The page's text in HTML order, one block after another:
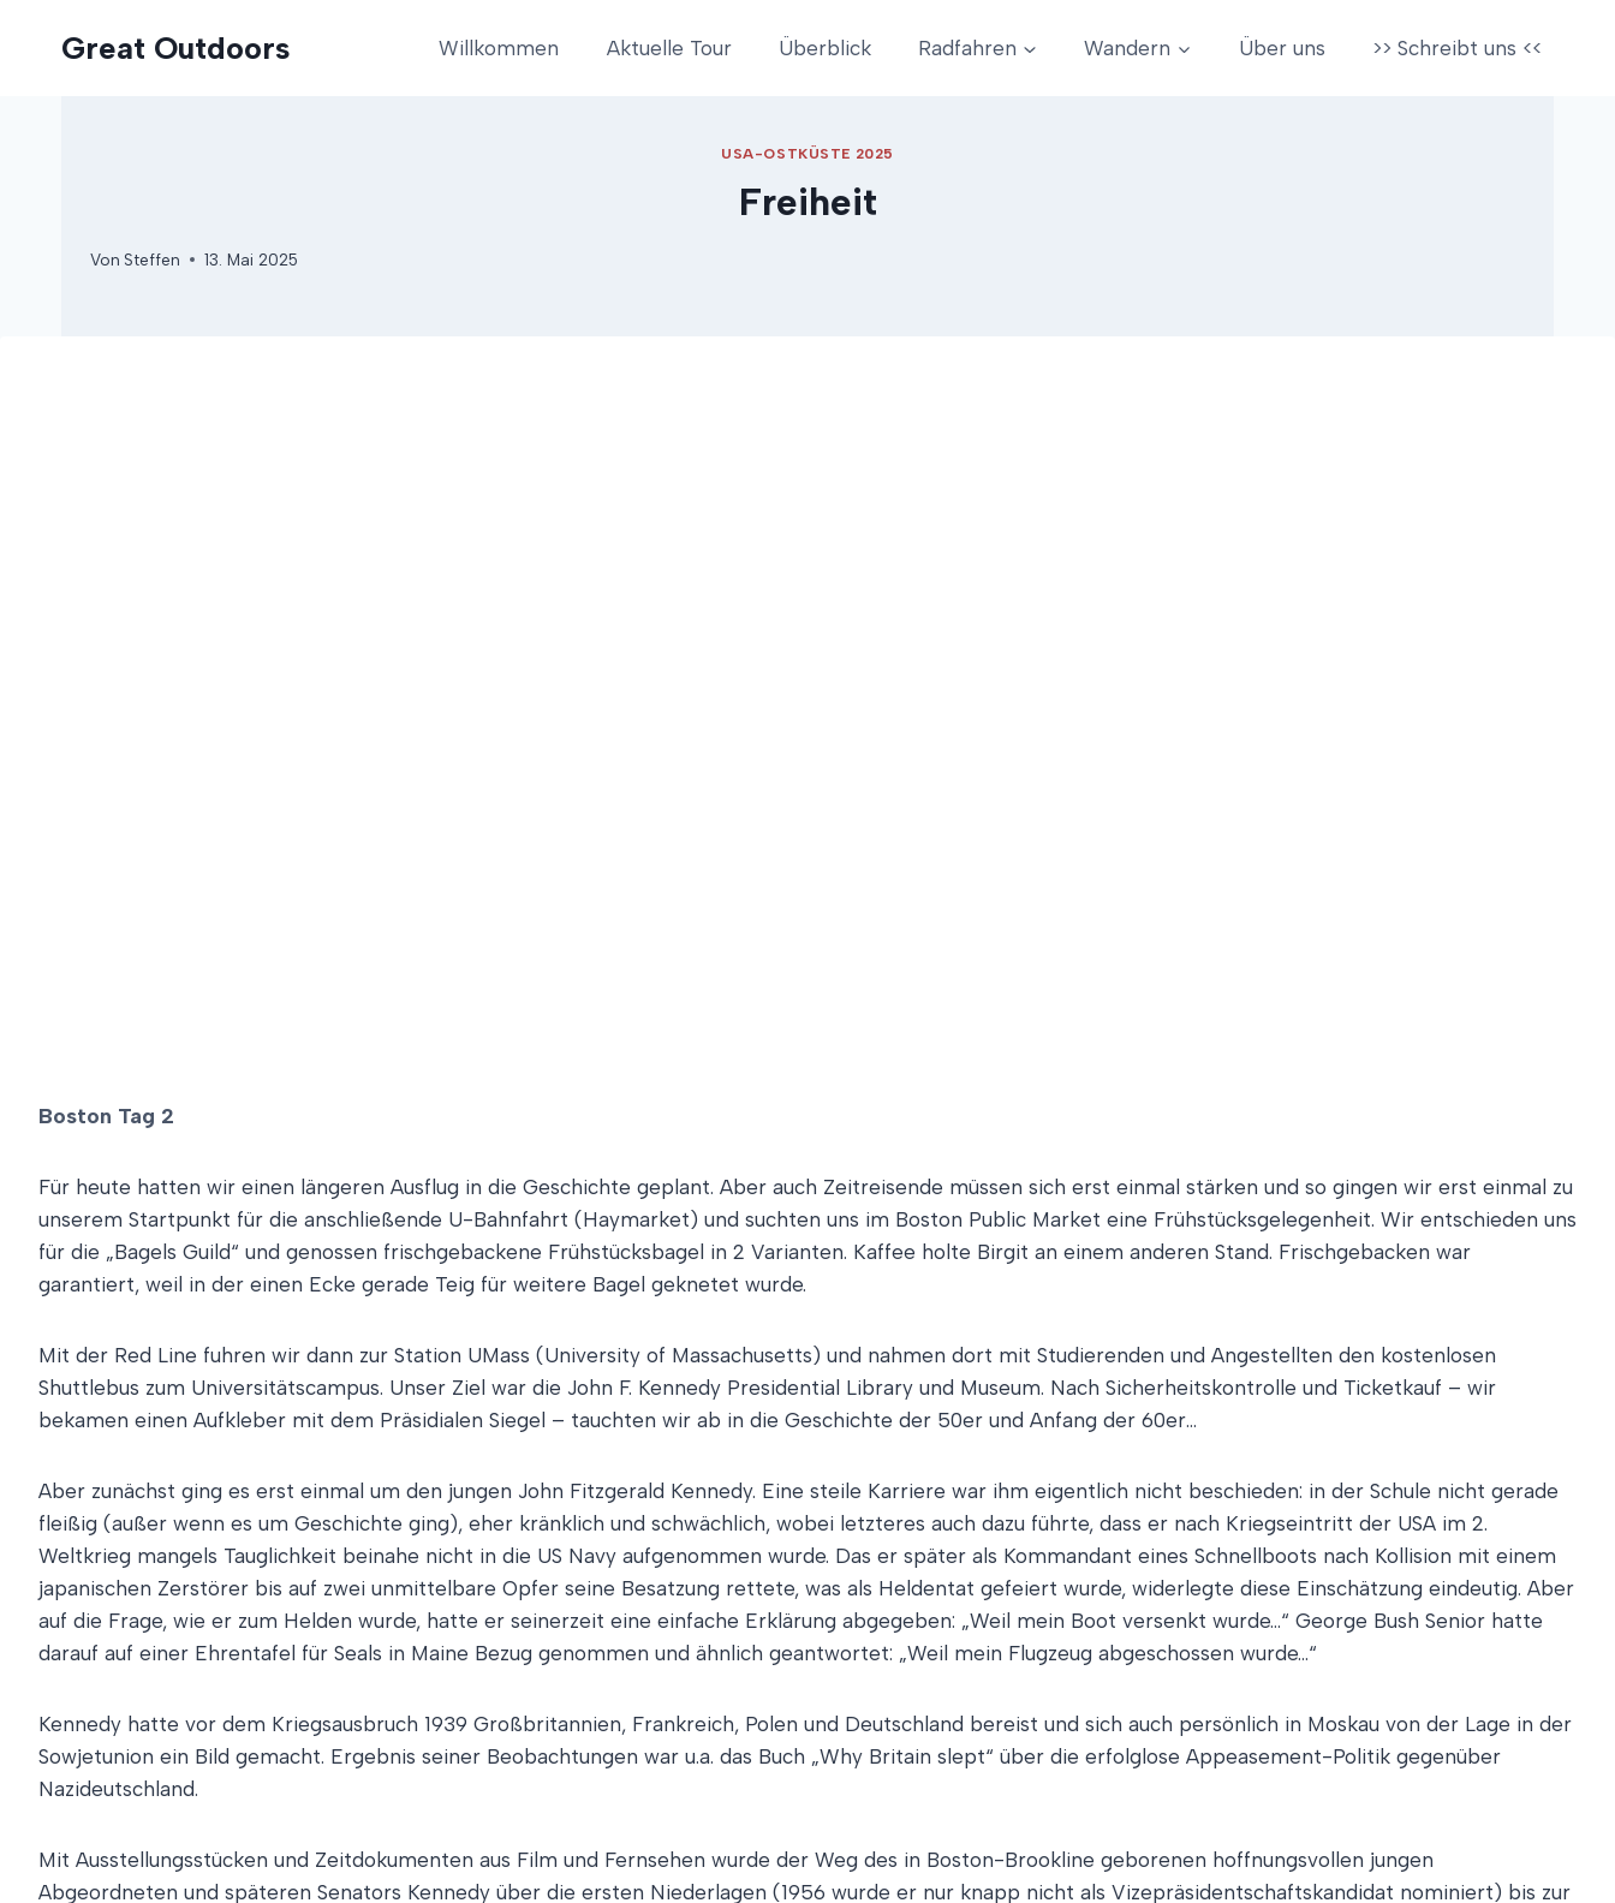
Great Outdoors Willkommen Aktuelle Tour Überblick Radfahren Wandern Über uns >> Schreibt uns <<
USA-OSTKÜSTE 2025
Freiheit
Von Steffen 13. Mai 2025
Boston Tag 2
Für heute hatten wir einen längeren Ausflug in die Geschichte geplant. Aber auch Zeitreisende müssen sich erst einmal stärken und so gingen wir erst einmal zu
unserem Startpunkt für die anschließende U-Bahnfahrt (Haymarket) und suchten uns im Boston Public Market eine Frühstücksgelegenheit. Wir entschieden uns
für die „Bagels Guild“ und genossen frischgebackene Frühstücksbagel in 2 Varianten. Kaffee holte Birgit an einem anderen Stand. Frischgebacken war
garantiert, weil in der einen Ecke gerade Teig für weitere Bagel geknetet wurde.
Mit der Red Line fuhren wir dann zur Station UMass (University of Massachusetts) und nahmen dort mit Studierenden und Angestellten den kostenlosen
Shuttlebus zum Universitätscampus. Unser Ziel war die John F. Kennedy Presidential Library und Museum. Nach Sicherheitskontrolle und Ticketkauf – wir
bekamen einen Aufkleber mit dem Präsidialen Siegel – tauchten wir ab in die Geschichte der 50er und Anfang der 60er…
Aber zunächst ging es erst einmal um den jungen John Fitzgerald Kennedy. Eine steile Karriere war ihm eigentlich nicht beschieden: in der Schule nicht gerade
fleißig (außer wenn es um Geschichte ging), eher kränklich und schwächlich, wobei letzteres auch dazu führte, dass er nach Kriegseintritt der USA im 2.
Weltkrieg mangels Tauglichkeit beinahe nicht in die US Navy aufgenommen wurde. Das er später als Kommandant eines Schnellboots nach Kollision mit einem
japanischen Zerstörer bis auf zwei unmittelbare Opfer seine Besatzung rettete, was als Heldentat gefeiert wurde, widerlegte diese Einschätzung eindeutig. Aber
auf die Frage, wie er zum Helden wurde, hatte er seinerzeit eine einfache Erklärung abgegeben: „Weil mein Boot versenkt wurde…“ George Bush Senior hatte
darauf auf einer Ehrentafel für Seals in Maine Bezug genommen und ähnlich geantwortet: „Weil mein Flugzeug abgeschossen wurde…“
Kennedy hatte vor dem Kriegsausbruch 1939 Großbritannien, Frankreich, Polen und Deutschland bereist und sich auch persönlich in Moskau von der Lage in der
Sowjetunion ein Bild gemacht. Ergebnis seiner Beobachtungen war u.a. das Buch „Why Britain slept“ über die erfolglose Appeasement-Politik gegenüber
Nazideutschland.
Mit Ausstellungsstücken und Zeitdokumenten aus Film und Fernsehen wurde der Weg des in Boston-Brookline geborenen hoffnungsvollen jungen
Abgeordneten und späteren Senators Kennedy über die ersten Niederlagen (1956 wurde er nur knapp nicht als Vizepräsidentschaftskandidat nominiert) bis zur